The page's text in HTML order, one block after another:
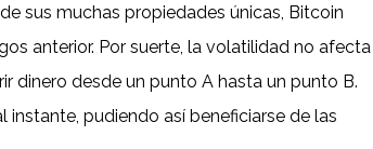
sus muchas propiedades únicas, Bitcoin
anterior. Por suerte, la volatilidad no afecta
dinero desde un punto A hasta un punto B.
pudiendo así beneficiarse de las